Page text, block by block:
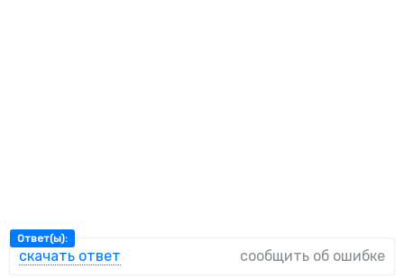
Ответ(ы):
скачать ответ сообщить об ошибке